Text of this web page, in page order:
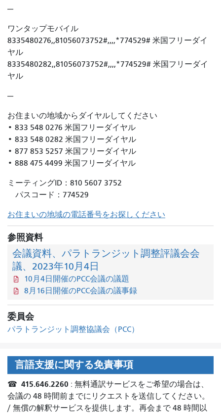
---
ワンタップモバイル
8335480276,,81056073752#,,,,*774529# 米国フリーダイ
ヤル
8335480282,,81056073752#,,,,*774529# 米国フリーダイ
ヤル
---
お住まいの地域からダイヤルしてください
• 833 548 0276 米国フリーダイヤル
• 833 548 0282 米国フリーダイヤル
• 877 853 5257 米国フリーダイヤル
• 888 475 4499 米国フリーダイヤル
ミーティングID：810 5607 3752
パスコード：774529
お住まいの地域の電話番号をお探しください
参照資料
会議資料、パラトランジット調整評議会会
議、2023年10月4日
10月4日開催のPCC会議の議題
8月16日開催のPCC会議の議事録
委員会
パラトランジット調整協議会（PCC）
言語支援に関する免責事項
☎ 415.646.2260 : 無料通訳サービスをご希望の場合は、
会議の 48 時間前までにリクエストを送信してください。
/ 無償の解釈サービスを提供します。再会まで 48 時間以